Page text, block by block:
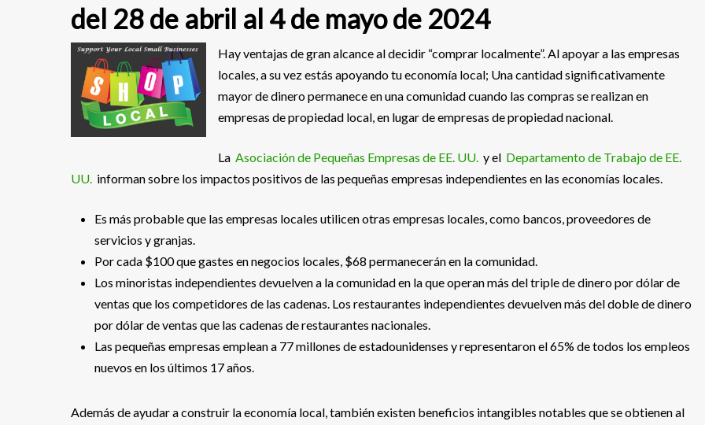
del 28 de abril al 4 de mayo de 2024
Hay ventajas de gran alcance al decidir “comprar localmente”. Al apoyar a las empresas
locales, a su vez estás apoyando tu economía local; Una cantidad significativamente
mayor de dinero permanece en una comunidad cuando las compras se realizan en
empresas de propiedad local, en lugar de empresas de propiedad nacional.
La Asociación de Pequeñas Empresas de EE. UU. y el Departamento de Trabajo de EE.
UU. informan sobre los impactos positivos de las pequeñas empresas independientes en las economías locales.
Es más probable que las empresas locales utilicen otras empresas locales, como bancos, proveedores de
servicios y granjas.
Por cada $100 que gastes en negocios locales, $68 permanecerán en la comunidad.
Los minoristas independientes devuelven a la comunidad en la que operan más del triple de dinero por dólar de
ventas que los competidores de las cadenas. Los restaurantes independientes devuelven más del doble de dinero
por dólar de ventas que las cadenas de restaurantes nacionales.
Las pequeñas empresas emplean a 77 millones de estadounidenses y representaron el 65% de todos los empleos
nuevos en los últimos 17 años.
Además de ayudar a construir la economía local, también existen beneficios intangibles notables que se obtienen al